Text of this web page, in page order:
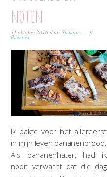
noten
31 oktober 2016 doorStefanie 9
Reacties
Ik bakte voor het allereerst
in mijn leven bananenbrood.
Als bananenhater, had ik
nooit verwacht dat die dag